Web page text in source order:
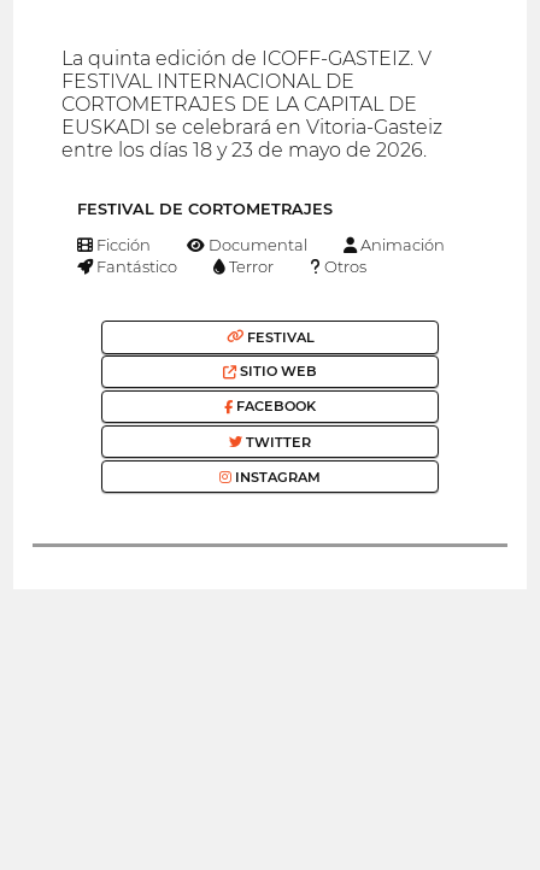
La quinta edición de ICOFF-GASTEIZ. V
FESTIVAL INTERNACIONAL DE
CORTOMETRAJES DE LA CAPITAL DE
EUSKADI se celebrará en Vitoria-Gasteiz
entre los días 18 y 23 de mayo de 2026.
FESTIVAL DE CORTOMETRAJES
Ficción Documental
Animación
Fantástico
Terror Otros
FESTIVAL
SITIO WEB
FACEBOOK
TWITTER
INSTAGRAM